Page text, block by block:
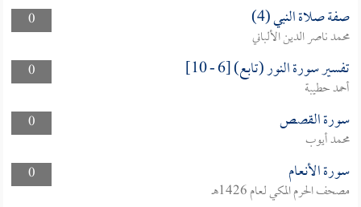
0 صفة صلاة النبي (4)
محمد ناصر الدين الألباني
0
تفسير سورة النور (تابع) [6 - 10]
أحمد حطيبة
0
سورة القصص
محمد أيوب
0
سورة الأنعام
مصحف الحرم المكي لعام 1426هـ